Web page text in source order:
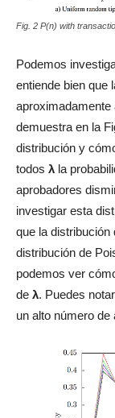
Fig. 2 P(n) with
Podemos
entiende bien que
aproximadamente
demuestra en la
distribución y
todos λ la
aprobadores
investigar esta
que la
distribución de
podemos ver
de λ. Puedes
un alto número